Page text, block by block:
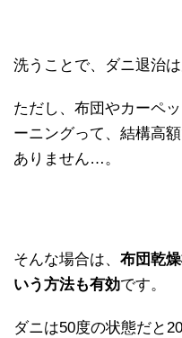
洗うことで、ダニ退治
ただし、布団やカーペ
ーニングって、結構高
ありません…。
そんな場合は、 布団乾
いう方法も有効です。
ダニは50度の状態だと